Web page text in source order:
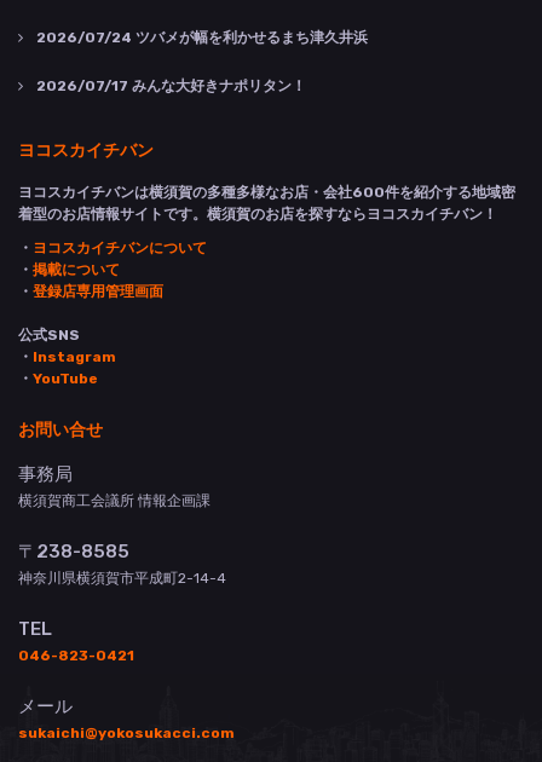
2026/07/24 ツバメが幅を利かせるまち津久井浜
2026/07/17 みんな大好きナポリタン！
ヨコスカイチバン
ヨコスカイチバンは横須賀の多種多様なお店・会社600件を紹介する地域密
着型のお店情報サイトです。横須賀のお店を探すならヨコスカイチバン！
・ ヨコスカイチバンについて
・ 掲載について
・ 登録店専用管理画面
公式SNS
・ Instagram
・ YouTube
お問い合せ
事務局
横須賀商工会議所 情報企画課
〒238-8585
神奈川県横須賀市平成町2-14-4
TEL
046-823-0421
メール
sukaichi@yokosukacci.com